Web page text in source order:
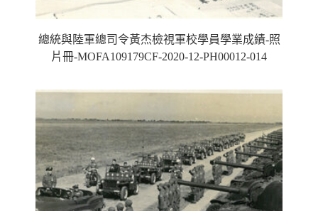
總統與陸軍總司令黃杰檢視軍校學員學業成績-照
片冊-MOFA109179CF-2020-12-PH00012-014